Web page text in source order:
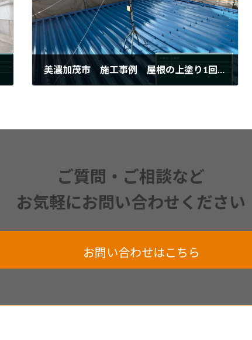
美濃加茂市 施工事例 屋根の上塗り1回目
ご質問・ご相談など
お気軽にお問い合わせください
お問い合わせはこちら